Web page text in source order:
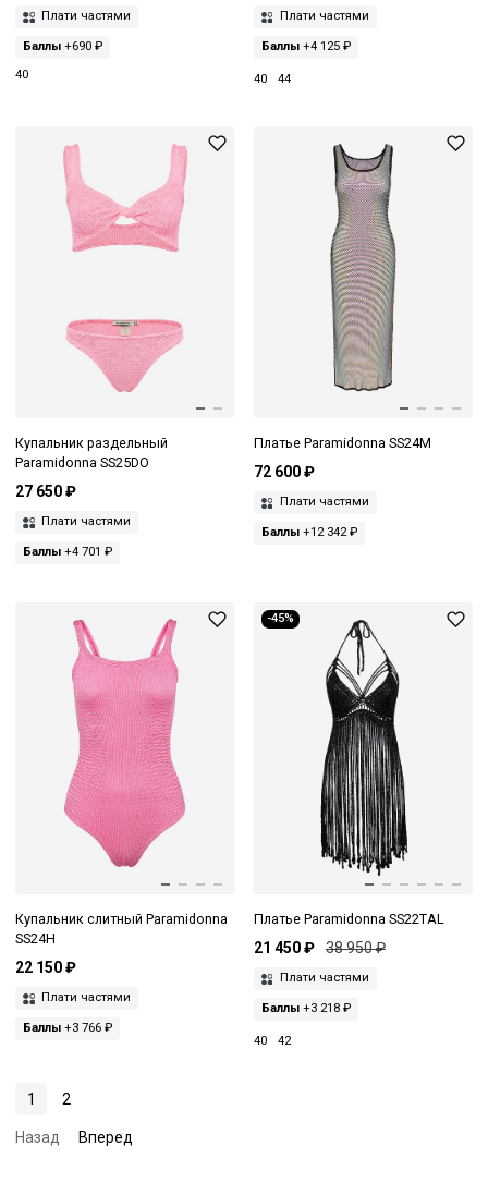
Плати частями
Баллы +690 ₽
40
Плати частями
Баллы+4 125 ₽
40 44
Купальник раздельный
Paramidonna SS25DO
27 650 ₽
Плати частями
Баллы +4 701 ₽
Платье Paramidonna SS24M
72 600 ₽
Плати частями
Баллы+12 342 ₽
Купальник слитный Paramidonna
SS24H
22 150 ₽
Плати частями
Баллы +3 766 ₽
-45%
Платье Paramidonna SS22TAL
21 450 ₽ 38 950 ₽
Плати частями
Баллы+3 218 ₽
40 42
1 2
Назад Вперед